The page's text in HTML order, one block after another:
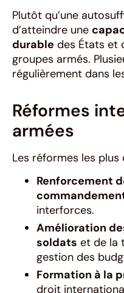
Plutôt qu’une
d’atteindre une
durable des États et
groupes armés.
régulièrement dans
Réformes
armées
Les réformes les
Renforcement
interforces.
Amélioration
soldats et de la
gestion des
Formation à la
droit